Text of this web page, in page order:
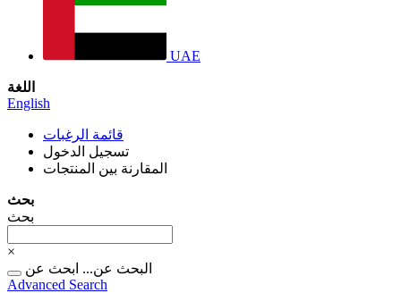
UAE
اللغة
English
قائمة الرغبات
تسجيل الدخول
المقارنة بين المنتجات
بحث
بحث
×
البحث عن... ابحث عن
Advanced Search